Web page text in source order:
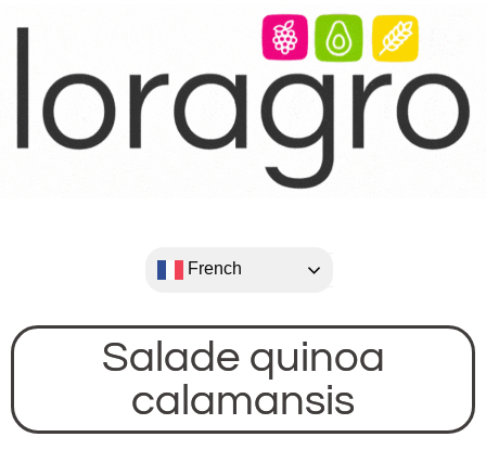
French
Salade quinoa
calamansis